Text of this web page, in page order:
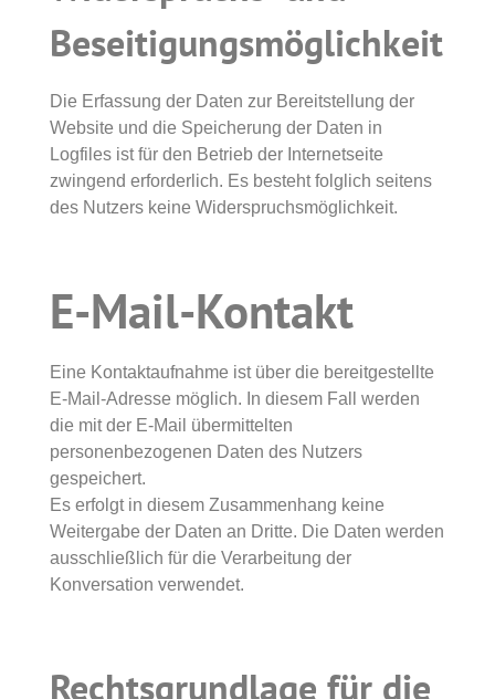
Beseitigungsmöglichkeit
Die Erfassung der Daten zur Bereitstellung der
Website und die Speicherung der Daten in
Logfiles ist für den Betrieb der Internetseite
zwingend erforderlich. Es besteht folglich seitens
des Nutzers keine Widerspruchsmöglichkeit.
E-Mail-Kontakt
Eine Kontaktaufnahme ist über die bereitgestellte
E-Mail-Adresse möglich. In diesem Fall werden
die mit der E-Mail übermittelten
personenbezogenen Daten des Nutzers
gespeichert.
Es erfolgt in diesem Zusammenhang keine
Weitergabe der Daten an Dritte. Die Daten werden
ausschließlich für die Verarbeitung der
Konversation verwendet.
Rechtsgrundlage für die